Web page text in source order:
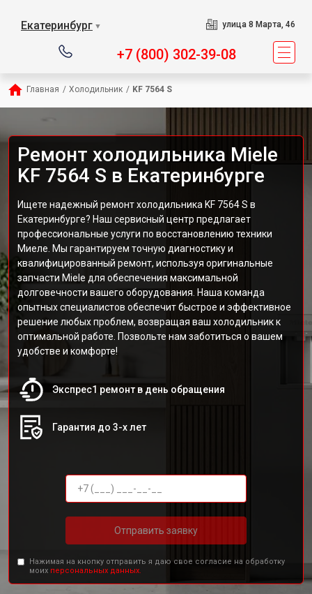
Екатеринбург ▼ улица 8 Марта, 46
+7 (800) 302-39-08
Главная / Холодильник / KF 7564 S
Ремонт холодильника Miele
KF 7564 S в Екатеринбурге
Ищете надежный ремонт холодильника KF 7564 S в
Екатеринбурге? Наш сервисный центр предлагает
профессиональные услуги по восстановлению техники
Миеле. Мы гарантируем точную диагностику и
квалифицированный ремонт, используя оригинальные
запчасти Miele для обеспечения максимальной
долговечности вашего оборудования. Наша команда
опытных специалистов обеспечит быстрое и эффективное
решение любых проблем, возвращая ваш холодильник к
оптимальной работе. Позвольте нам заботиться о вашем
удобстве и комфорте!
Экспрес1 ремонт в день обращения
Гарантия до 3-х лет
Отправить заявку
Нажимая на кнопку отправить я даю свое согласие на обработку
моих персональных данных.